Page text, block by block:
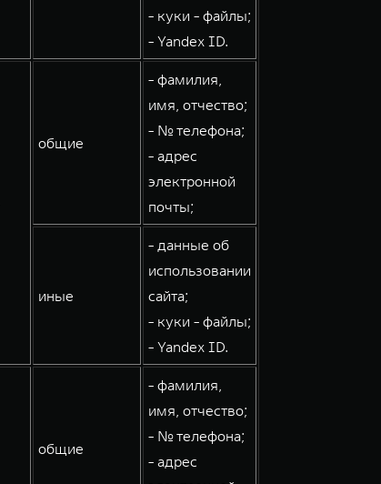
- куки - файлы;
- Yandex ID.
общие
- фамилия,
имя, отчество;
- № телефона;
- адрес
электронной
почты;
иные
- данные об
использовании
сайта;
- куки - файлы;
- Yandex ID.
общие
- фамилия,
имя, отчество;
- № телефона;
- адрес